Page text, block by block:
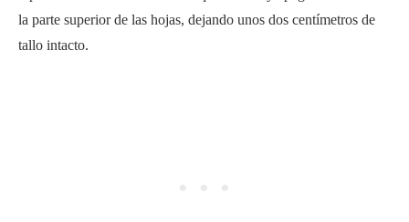
la parte superior de las hojas, dejando unos dos centímetros de
tallo intacto.